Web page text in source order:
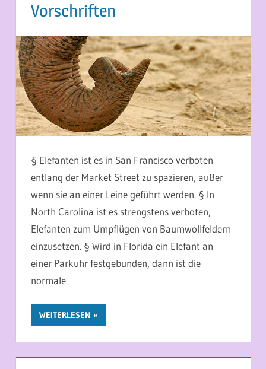
Vorschriften
21. MAI 2014
MARTINA BERG
§ Elefanten ist es in San Francisco verboten
entlang der Market Street zu spazieren, außer
wenn sie an einer Leine geführt werden. § In
North Carolina ist es strengstens verboten,
Elefanten zum Umpflügen von Baumwollfeldern
einzusetzen. § Wird in Florida ein Elefant an
einer Parkuhr festgebunden, dann ist die
normale
WEITERLESEN